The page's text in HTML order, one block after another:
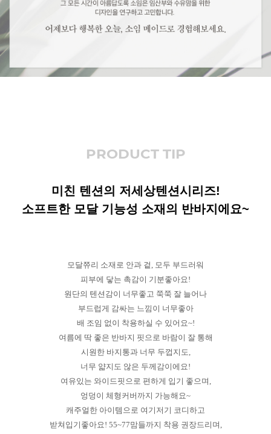
PRODUCT TIP
미친 텐션의 저세상텐션시리즈!
소프트한 모달 기능성 소재의 반바지에요~
모달쮸리 소재로 안과 겉, 모두 부드러워
피부에 닿는 촉감이 기분좋아요!
원단의 텐션감이 너무좋고 쭉쭉 잘 늘어나
부드럽게 감싸는 느낌이 너무좋아
배 조임 없이 착용하실 수 있어요~!
여름에 딱 좋은 반바지 핏으로 바람이 잘 통해
시원한 바지통과 너무 두껍지도,
너무 얇지도 않은 두께감이에요!
여유있는 와이드핏으로 편하게 입기 좋으며,
엉덩이 체형커버까지 가능해요~
캐주얼한 아이템으로 여기저기 코디하고
받쳐입기좋아요! 55~77맘들까지 착용 권장드리며,